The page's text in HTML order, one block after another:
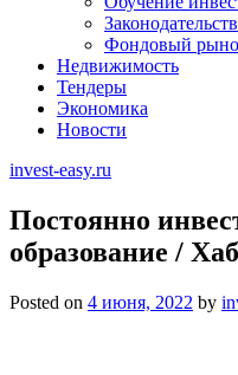
Фондовый
Недвижимость
Тендеры
Экономика
Новости
invest-easy.ru
Постоянно
образование /
Posted on 4 июня, 2022 by